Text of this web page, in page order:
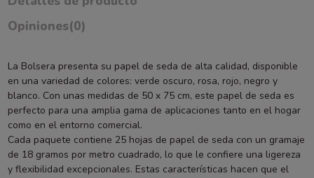
Opiniones(0)
La Bolsera presenta su papel de seda de alta calidad, disponible
en una variedad de colores: verde oscuro, rosa, rojo, negro y
blanco. Con unas medidas de 50 x 75 cm, este papel de seda es
perfecto para una amplia gama de aplicaciones tanto en el hogar
como en el entorno comercial.
Cada paquete contiene 25 hojas de papel de seda con un gramaje
de 18 gramos por metro cuadrado, lo que le confiere una ligereza
y flexibilidad excepcionales. Estas características hacen que el